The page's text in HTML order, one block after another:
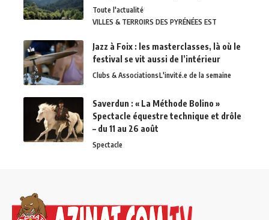
Toute l'actualité
VILLES & TERROIRS DES PYRÉNÉES EST
Jazz à Foix : les masterclasses, là où le
festival se vit aussi de l’intérieur
Clubs & AssociationsL'invité.e de la semaine
Saverdun : « La Méthode Bolino »
Spectacle équestre technique et drôle
– du 11 au 26 août
Spectacle